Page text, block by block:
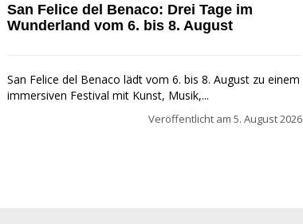
San Felice del Benaco: Drei Tage im
Wunderland vom 6. bis 8. August
San Felice del Benaco lädt vom 6. bis 8. August zu einem
immersiven Festival mit Kunst, Musik,...
Veröffentlicht am 5. August 2026